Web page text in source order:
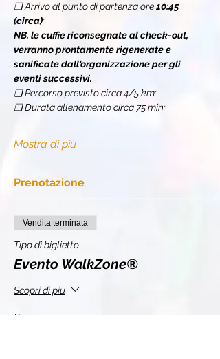
❏ Arrivo al punto di partenza ore 10:45
(circa);
NB. le cuffie riconsegnate al check-out,
verranno prontamente rigenerate e
sanificate dall'organizzazione per gli
eventi successivi.
❏ Percorso previsto circa 4/5 km;
❏ Durata allenamento circa 75 min;
Mostra di più
Prenotazione
Vendita terminata
Tipo di biglietto
Evento WalkZone®
Scopri di più
Prezzo